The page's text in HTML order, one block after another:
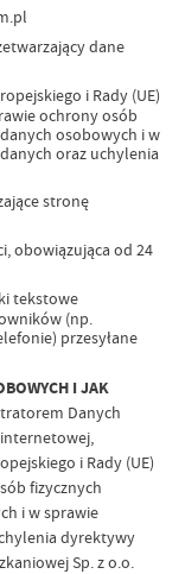
dane
i Rady (UE)
ochrony osób
osobowych i w
oraz uchylenia
stronę
obowiązująca od 24
tekstowe
(np.
przesyłane
I JAK
Danych
i Rady (UE)
fizycznych
i w sprawie
dyrektywy
Sp. z o.o.